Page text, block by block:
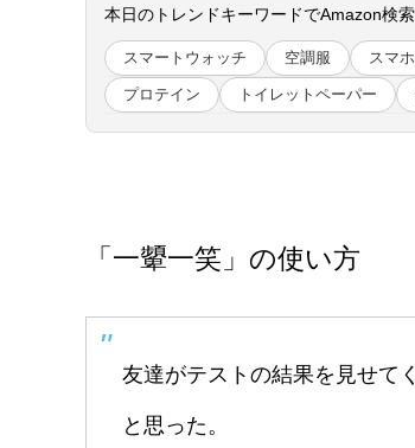
本日のトレンドキーワードでAmazon検索
スマートウォッチ 空調服 スマ
プロテイン トイレットペーパー
「一顰一笑」の使い方
友達がテストの結果を見せて
と思った。